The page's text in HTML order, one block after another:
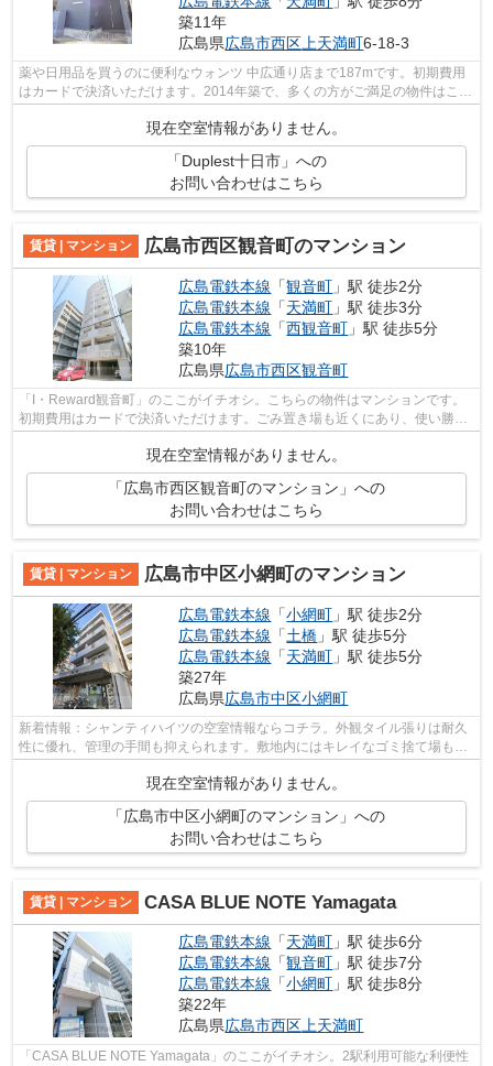
築11年
広島県広島市西区 上天満町6-18-3
薬や日用品を買うのに便利なウォンツ 中広通り店まで187mです。初期費用
はカードで決済いただけます。2014年築で、多くの方がご満足の物件はこち
らです。駅から徒歩10分にある物件なの...
現在空室情報がありません。
「Duplest十日市」への
お問い合わせはこちら
賃貸 | マンション 広島市西区観音町のマンション
広島電鉄本線 「観音町 」駅 徒歩2分
広島電鉄本線 「天満町 」駅 徒歩3分
広島電鉄本線 「西観音町 」駅 徒歩5分
築10年
広島県広島市西区観音町
「I・Reward観音町」のここがイチオシ。こちらの物件はマンションです。
初期費用はカードで決済いただけます。ごみ置き場も近くにあり、使い勝手
現在空室情報がありません。
「広島市西区観音町のマンション」への
お問い合わせはこちら
賃貸 | マンション 広島市中区小網町のマンション
広島電鉄本線 「小網町 」駅 徒歩2分
広島電鉄本線 「土橋 」駅 徒歩5分
広島電鉄本線 「天満町 」駅 徒歩5分
築27年
広島県広島市中区小網町
新着情報：シャンティハイツの空室情報ならコチラ。外観タイル張りは耐久
性に優れ、管理の手間も抑えられます。敷地内にはキレイなゴミ捨て場も設
現在空室情報がありません。
「広島市中区小網町のマンション」への
お問い合わせはこちら
賃貸 | マンション CASA BLUE NOTE Yamagata
広島電鉄本線 「天満町 」駅 徒歩6分
広島電鉄本線 「観音町 」駅 徒歩7分
広島電鉄本線 「小網町 」駅 徒歩8分
築22年
広島県広島市西区上天満町
「CASA BLUE NOTE Yamagata」のここがイチオシ。2駅利用可能な利便性